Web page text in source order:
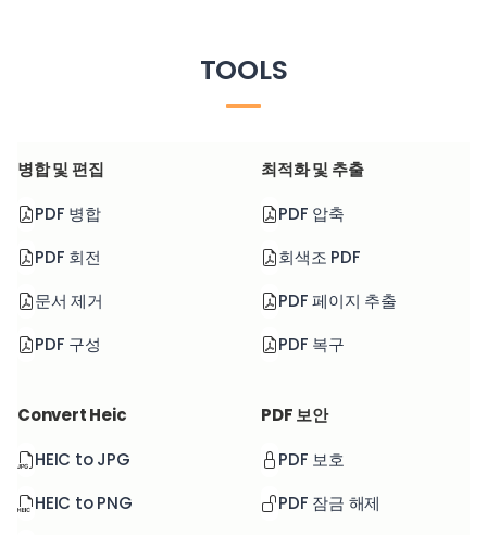
TOOLS
병합 및 편집
PDF 병합
PDF 회전
문서 제거
PDF 구성
최적화 및 추출
PDF 압축
회색조 PDF
PDF 페이지 추출
PDF 복구
Convert Heic
HEIC to JPG
HEIC to PNG
PDF 보안
PDF 보호
PDF 잠금 해제